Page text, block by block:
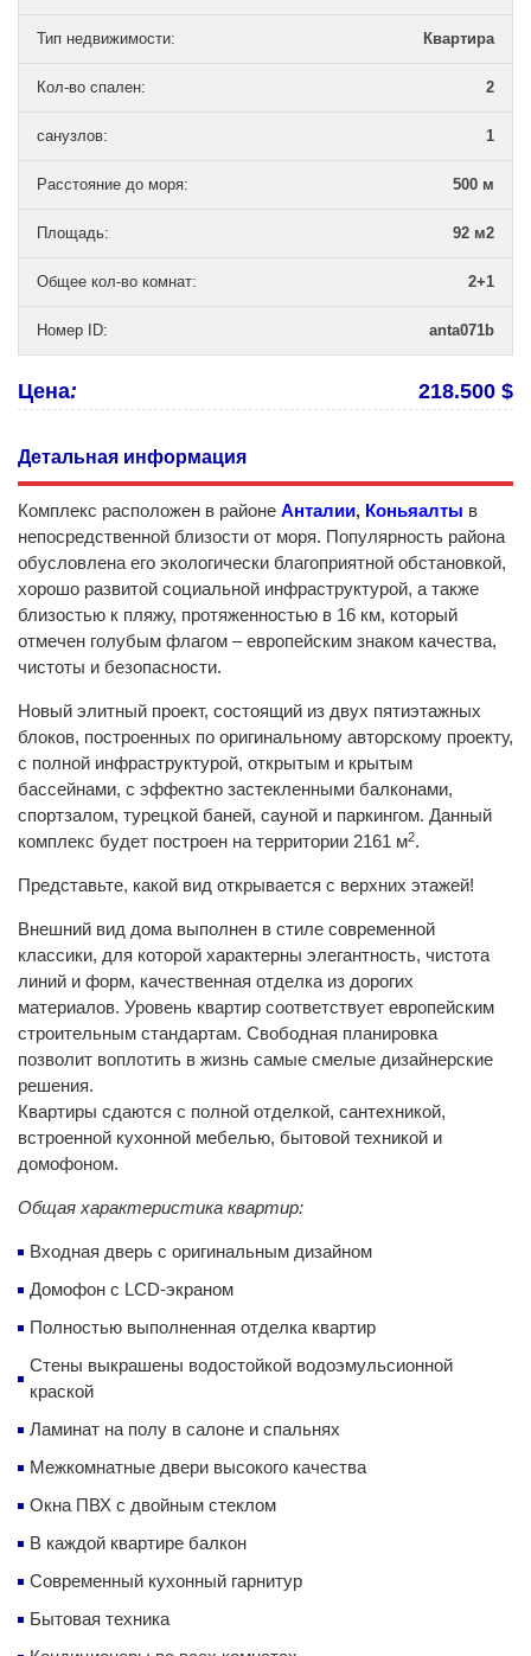
Тип недвижимости: Квартира
Кол-во спален: 2
санузлов: 1
Расстояние до моря: 500 м
Площадь: 92 м2
Общее кол-во комнат: 2+1
Номер ID: anta071b
Цена: 218.500 $
Детальная информация
Комплекс расположен в районе Анталии, Коньяалты в
непосредственной близости от моря. Популярность района
обусловлена его экологически благоприятной обстановкой,
хорошо развитой социальной инфраструктурой, а также
близостью к пляжу, протяженностью в 16 км, который
отмечен голубым флагом – европейским знаком качества,
чистоты и безопасности.
Новый элитный проект, состоящий из двух пятиэтажных
блоков, построенных по оригинальному авторскому проекту,
с полной инфраструктурой, открытым и крытым
бассейнами, с эффектно застекленными балконами,
спортзалом, турецкой баней, сауной и паркингом. Данный
комплекс будет построен на территории 2161 м2.
Представьте, какой вид открывается с верхних этажей!
Внешний вид дома выполнен в стиле современной
классики, для которой характерны элегантность, чистота
линий и форм, качественная отделка из дорогих
материалов. Уровень квартир соответствует европейским
строительным стандартам. Свободная планировка
позволит воплотить в жизнь самые смелые дизайнерские
решения.
Квартиры сдаются с полной отделкой, сантехникой,
встроенной кухонной мебелью, бытовой техникой и
домофоном.
Общая характеристика квартир:
Входная дверь с оригинальным дизайном
Домофон с LCD-экраном
Полностью выполненная отделка квартир
Стены выкрашены водостойкой водоэмульсионной
краской
Ламинат на полу в салоне и спальнях
Межкомнатные двери высокого качества
Окна ПВХ с двойным стеклом
В каждой квартире балкон
Современный кухонный гарнитур
Бытовая техника